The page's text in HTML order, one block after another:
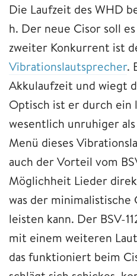
Die Laufzeit des WHD
h. Der neue Cisor soll
zweiter Konkurrent ist
Vibrationslautsprecher.
Akkulaufzeit und wiegt
Optisch ist er durch ein
wesentlich unruhiger
Menü dieses
auch der Vorteil vom
Möglichheit Lieder
was der
leisten kann. Der BSV-
mit einem weiteren
das funktioniert beim